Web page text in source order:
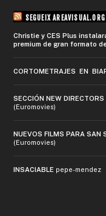
SEGUEIX AREAVISUAL.ORG
Christie y CES Plus
premium de gran formato
CORTOMETRAJES EN
SECCIÓN NEW
(Euromovies)
NUEVOS FILMS PARA SAN
(Euromovies)
INSACIABLE pepe-mendez